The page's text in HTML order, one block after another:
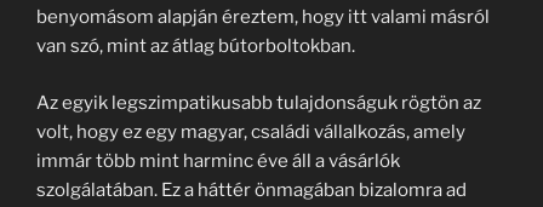
benyomásom alapján éreztem, hogy itt valami másról
van szó, mint az átlag bútorboltokban.
Az egyik legszimpatikusabb tulajdonságuk rögtön az
volt, hogy ez egy magyar, családi vállalkozás, amely
immár több mint harminc éve áll a vásárlók
szolgálatában. Ez a háttér önmagában bizalomra ad